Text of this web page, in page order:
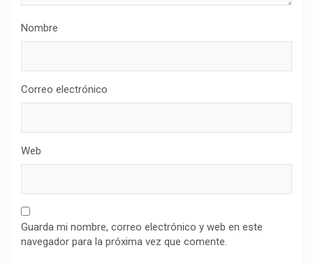
Nombre
Correo electrónico
Web
Guarda mi nombre, correo electrónico y web en este
navegador para la próxima vez que comente.